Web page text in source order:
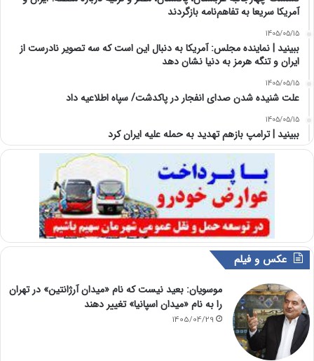
آمریکا سریعا به تفاهم‌نامه بازگردند
1405/05/15
ببینید | نماینده مجلس: آمریکا به دنبال این است که سه تصویر نادرست از
ایران و تنگه هرمز به دنیا نشان دهد
1405/05/15
علت شنیده شدن صدای انفجار در پاکدشت/ سپاه اطلاعیه داد
1405/05/15
ببینید | ترامپ بازهم تهدید به حمله علیه ایران کرد
عکس و فیلم
موسویان: بعید نیست که نام «میدان آرژانتین» در تهران
را به نام «میدان اسپانیا» تغییر دهند
1405/04/29